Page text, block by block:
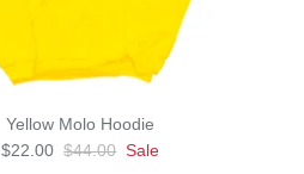
Yellow Molo Hoodie
$22.00 $44.00 Sale